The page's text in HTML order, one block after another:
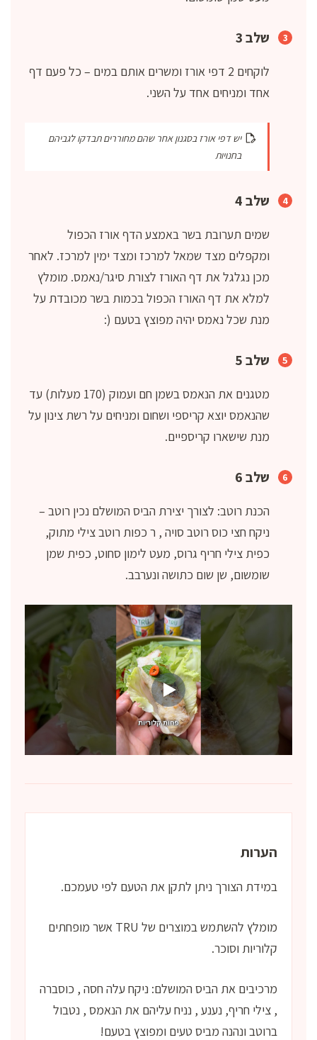
שלב 3
לוקחים 2 דפי אורז ומשרים אותם במים – כל פעם דף
אחד ומניחים אחד על השני.
יש דפי אורז בסגנון אחר שהם מחוררים תבדקו לגביהם
בחנויות
שלב 4
שמים תערובת בשר באמצע הדף אורז הכפול
ומקפלים מצד שמאל למרכז ומצד ימין למרכז. לאחר
מכן נגלגל את דף האורז לצורת סיגר/נאמס. מומלץ
למלא את דף האורז הכפול בכמות בשר מכובדת על
מנת שכל נאמס יהיה מפוצץ בטעם (:
שלב 5
מטגנים את הנאמס בשמן חם ועמוק (170 מעלות) עד
שהנאמס יוצא קריספי ושחום ומניחים על רשת צינון על
מנת שישארו קריספיים.
שלב 6
הכנת רוטב: לצורך יצירת הביס המושלם נכין רוטב –
ניקח חצי כוס רוטב סויה , ר כפות רוטב צילי מתוק,
כפית צילי חריף גרוס, מעט לימון סחוט, כפית שמן
שומשום, שן שום כתושה ונערבב.
הערות
במידת הצורך ניתן לתקן את הטעם לפי טעמכם.
מומלץ להשתמש במוצרים של TRU אשר מופחתים
קלוריות וסוכר.
מרכיבים את הביס המושלם: ניקח עלה חסה , כוסברה
, צילי חריף, נענע , נניח עליהם את הנאמס , נטבול
ברוטב ונהנה מביס טעים ומפוצץ בטעם!